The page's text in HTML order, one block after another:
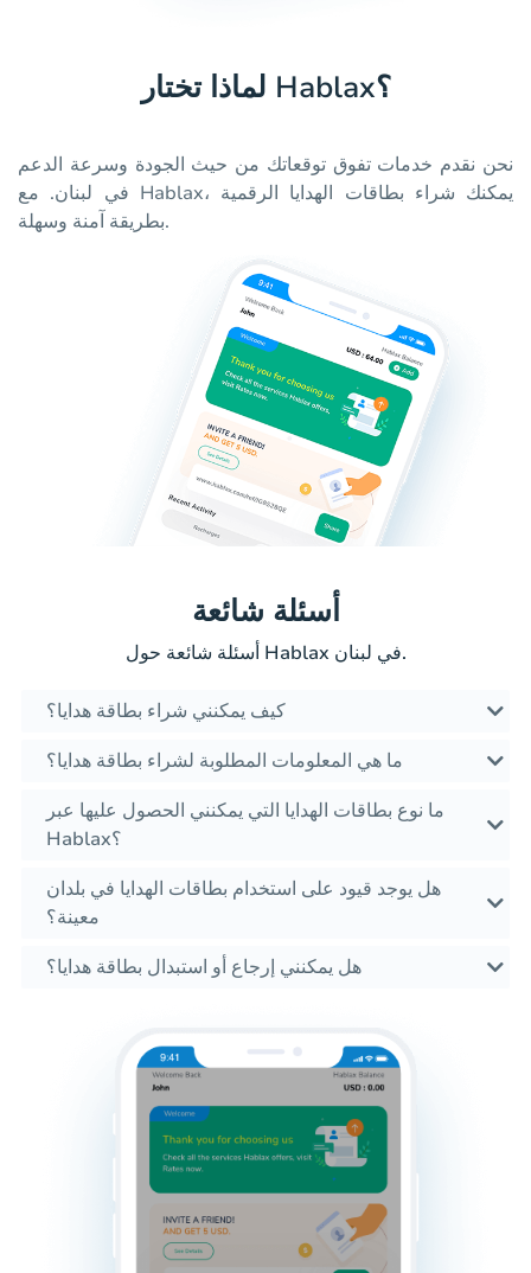
لماذا تختار Hablax؟
نحن نقدم خدمات تفوق توقعاتك من حيث الجودة وسرعة الدعم
في لبنان. مع Hablax، يمكنك شراء بطاقات الهدايا الرقمية
بطريقة آمنة وسهلة.
أسئلة شائعة
أسئلة شائعة حول Hablax في لبنان.
كيف يمكنني شراء بطاقة هدايا؟
ما هي المعلومات المطلوبة لشراء بطاقة هدايا؟
ما نوع بطاقات الهدايا التي يمكنني الحصول عليها عبر
Hablax؟
هل يوجد قيود على استخدام بطاقات الهدايا في بلدان
معينة؟
هل يمكنني إرجاع أو استبدال بطاقة هدايا؟